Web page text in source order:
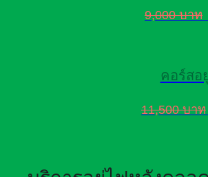
9,000 บาท
คอร์สอ
11,500 บาท